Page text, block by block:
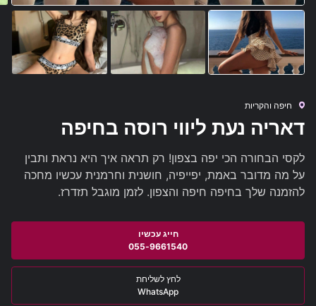
חיפה והקריות
דאריה נעת ליווי רוסה בחיפה
לקסי הבחורה הכי יפה בצפון! רק תראה איך היא נראת ותבין
על מה מדובר באמת, יפייפיה, חושנית וחרמנית עכשיו מחכה
להזמנה שלך בחיפה חיפה והצפון. לזמן מוגבל תזדרז.
055-9661540
WhatsApp